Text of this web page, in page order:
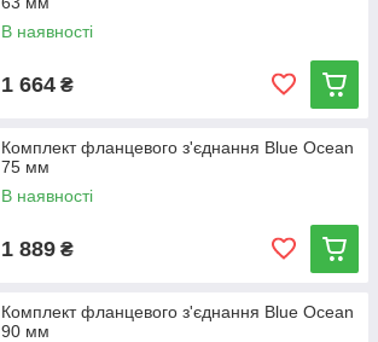
В наявності
1 664 ₴
Комплект фланцевого з'єднання Blue Ocean
75 мм
В наявності
1 889 ₴
Комплект фланцевого з'єднання Blue Ocean
90 мм